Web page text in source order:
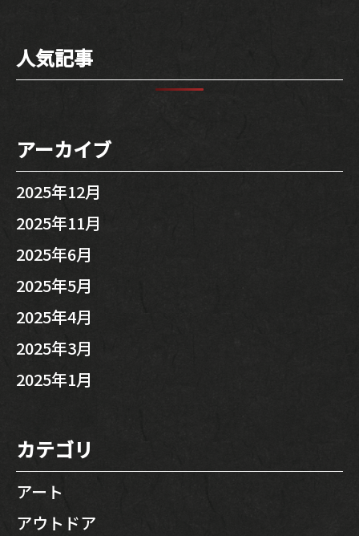
SNS
NEWS
MOVIE
ACCESS /
RESERVATION
JP
人気記事
アーカイブ
2025年12月
2025年11月
2025年6月
2025年5月
2025年4月
2025年3月
2025年1月
カテゴリ
アート
アウトドア